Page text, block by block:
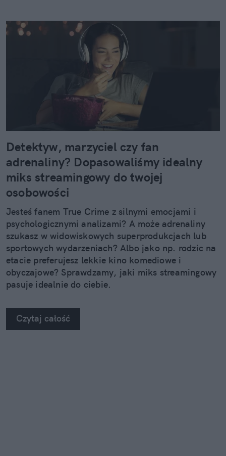
Detektyw, marzyciel czy fan
adrenaliny? Dopasowaliśmy idealny
miks streamingowy do twojej
osobowości
Jesteś fanem True Crime z silnymi emocjami i
psychologicznymi analizami? A może adrenaliny
szukasz w widowiskowych superprodukcjach lub
sportowych wydarzeniach? Albo jako np. rodzic na
etacie preferujesz lekkie kino komediowe i
obyczajowe? Sprawdzamy, jaki miks streamingowy
pasuje idealnie do ciebie.
Czytaj całość